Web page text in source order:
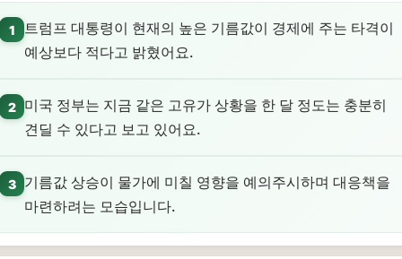
1
트럼프 대통령이 현재의 높은 기름값이 경제에 주는 타격이
예상보다 적다고 밝혔어요.
2
미국 정부는 지금 같은 고유가 상황을 한 달 정도는 충분히
견딜 수 있다고 보고 있어요.
3
기름값 상승이 물가에 미칠 영향을 예의주시하며 대응책을
마련하려는 모습입니다.